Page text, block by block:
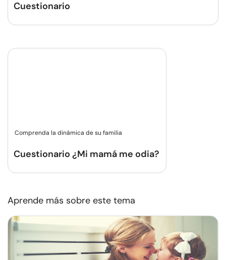
Cuestionario
Comprenda la dinámica de su familia
Cuestionario ¿Mi mamá me odia?
Aprende más sobre este tema